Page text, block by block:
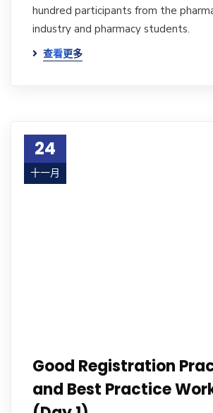
hundred participants from the
industry and pharmacy students.
查看更多
24
十一月
Good Registration
and Best Practice